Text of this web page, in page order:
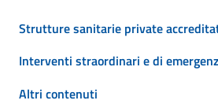
Strutture sanitarie private
Interventi straordinari e di
Altri contenuti